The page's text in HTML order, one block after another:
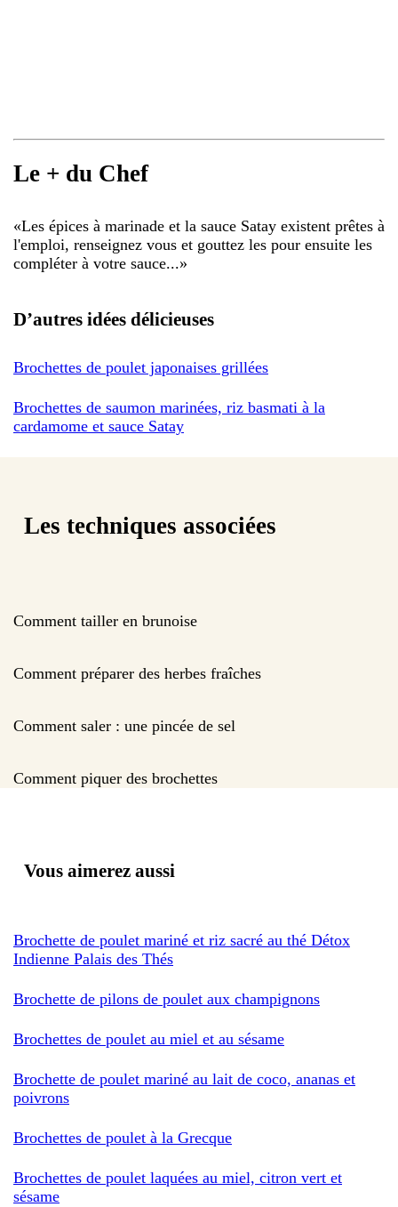
Le + du Chef
«Les épices à marinade et la sauce Satay existent prêtes à
l'emploi, renseignez vous et gouttez les pour ensuite les
compléter à votre sauce...»
D’autres idées délicieuses
Brochettes de poulet japonaises grillées
Brochettes de saumon marinées, riz basmati à la
cardamome et sauce Satay
Les techniques associées
Comment tailler en brunoise
Comment préparer des herbes fraîches
Comment saler : une pincée de sel
Comment piquer des brochettes
Vous aimerez aussi
Brochette de poulet mariné et riz sacré au thé Détox
Indienne Palais des Thés
Brochette de pilons de poulet aux champignons
Brochettes de poulet au miel et au sésame
Brochette de poulet mariné au lait de coco, ananas et
poivrons
Brochettes de poulet à la Grecque
Brochettes de poulet laquées au miel, citron vert et
sésame